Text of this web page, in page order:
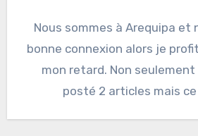
Nous sommes à Arequipa et
bonne connexion alors je
mon retard. Non seulement
posté 2 articles mais